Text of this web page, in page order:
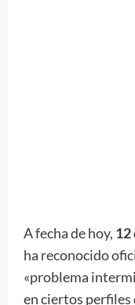
A fecha de hoy, 12
ha reconocido
«problema
en ciertos